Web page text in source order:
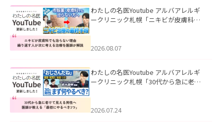
わたしの名医Youtube アルバアレルギ
ークリニック札幌「ニキビが皮膚科で
ました。
2026.08.07
わたしの名医Youtube アルバアレルギ
ークリニック札幌「30代から急に老け
た。
2026.07.24